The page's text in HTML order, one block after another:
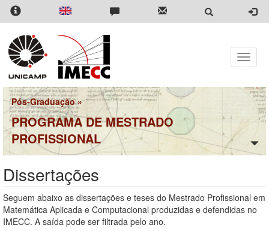
Pular
para
conteúdo
principal
Toggle
Pós-Graduação»
PROGRAMA DE MESTRADO
PROFISSIONAL
Dissertações
Seguem abaixo as dissertações e teses do Mestrado Profissional em
Matemática Aplicada e Computacional produzidas e defendidas no
IMECC. A saída pode ser filtrada pelo ano.